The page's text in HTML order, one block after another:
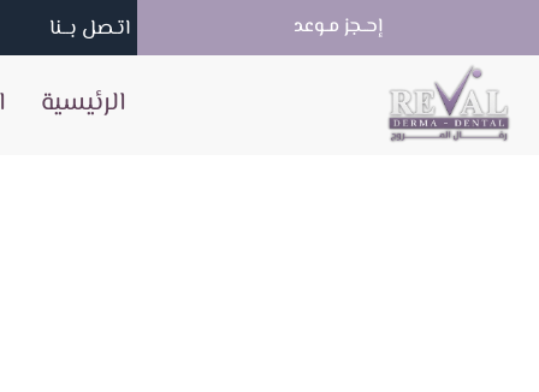
إلى
المحتوى
إحــجز مــوعد اتـصل بــنا
الرئيسية